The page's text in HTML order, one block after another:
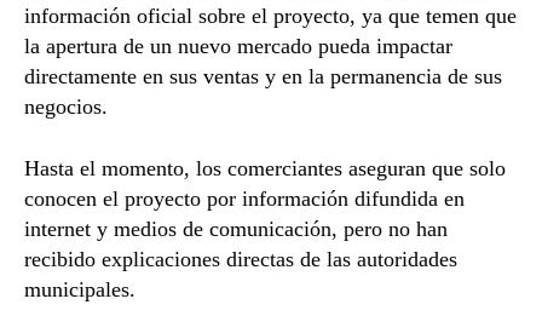
información oficial sobre el proyecto, ya que temen que
la apertura de un nuevo mercado pueda impactar
directamente en sus ventas y en la permanencia de sus
negocios.
Hasta el momento, los comerciantes aseguran que solo
conocen el proyecto por información difundida en
internet y medios de comunicación, pero no han
recibido explicaciones directas de las autoridades
municipales.